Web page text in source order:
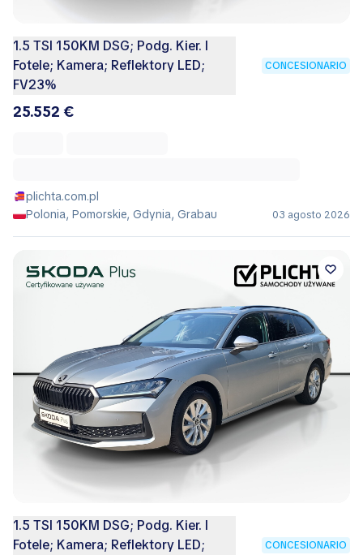
1.5 TSI 150KM DSG; Podg. Kier. I
Fotele; Kamera; Reflektory LED;
FV23%
CONCESIONARIO
25.552 €
plichta.com.pl
Polonia, Pomorskie, Gdynia, Grabau
03 agosto 2026
1.5 TSI 150KM DSG; Podg. Kier. I
Fotele; Kamera; Reflektory LED;
CONCESIONARIO